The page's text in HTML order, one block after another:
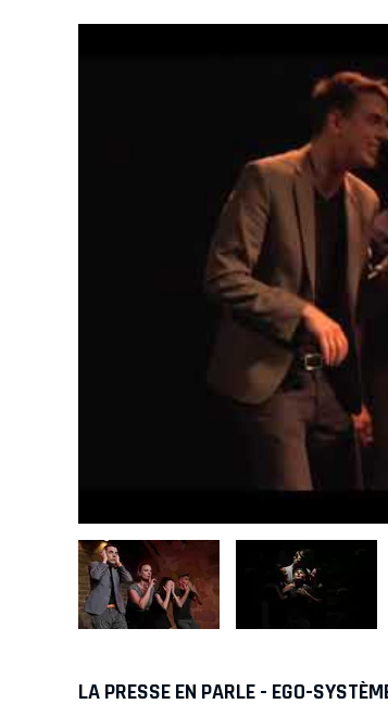
LA PRESSE EN PARLE - EGO-